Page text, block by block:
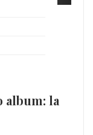
album: la